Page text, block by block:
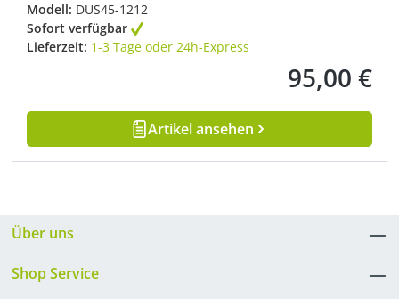
Modell: DUS45-1212
Sofort verfügbar
Lieferzeit: 1-3 Tage oder 24h-Express
Regulärer
95,00 €
Artikel ansehen
Über uns
Shop Service